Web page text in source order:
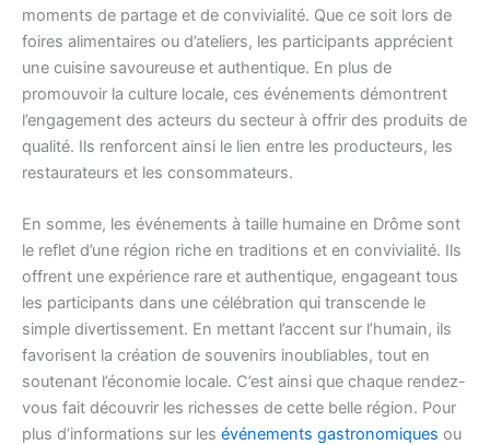
moments de partage et de convivialité. Que ce soit lors de
foires alimentaires ou d’ateliers, les participants apprécient
une cuisine savoureuse et authentique. En plus de
promouvoir la culture locale, ces événements démontrent
l’engagement des acteurs du secteur à offrir des produits de
qualité. Ils renforcent ainsi le lien entre les producteurs, les
restaurateurs et les consommateurs.
En somme, les événements à taille humaine en Drôme sont
le reflet d’une région riche en traditions et en convivialité. Ils
offrent une expérience rare et authentique, engageant tous
les participants dans une célébration qui transcende le
simple divertissement. En mettant l’accent sur l’humain, ils
favorisent la création de souvenirs inoubliables, tout en
soutenant l’économie locale. C’est ainsi que chaque rendez-
vous fait découvrir les richesses de cette belle région. Pour
plus d’informations sur les événements gastronomiques ou